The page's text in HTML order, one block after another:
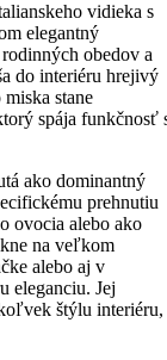
vidieka s
elegantný
obedov a
do interiéru hrejivý
stane
spája funkčnosť
ako dominantný
prehnutiu
ovocia alebo ako
na veľkom
alebo aj v
eleganciu. Jej
štýlu interiéru,